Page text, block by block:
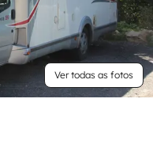
Ver todas as fotos